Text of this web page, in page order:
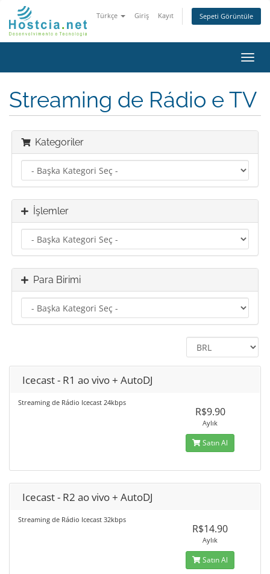
Türkçe Giriş Kayıt Sepeti Görüntüle
Streaming de Rádio e TV
Kategoriler
İşlemler
Para Birimi
Icecast - R1 ao vivo + AutoDJ
Streaming de Rádio Icecast 24kbps
R$9.90
Aylık
Satın Al
Icecast - R2 ao vivo + AutoDJ
Streaming de Rádio Icecast 32kbps
R$14.90
Aylık
Satın Al